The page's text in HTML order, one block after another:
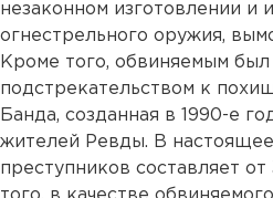
незаконном изготовлении и
огнестрельного оружия,
Кроме того, обвиняемым
подстрекательством к
Банда, созданная в 1990-е
жителей Ревды. В
преступников составляет